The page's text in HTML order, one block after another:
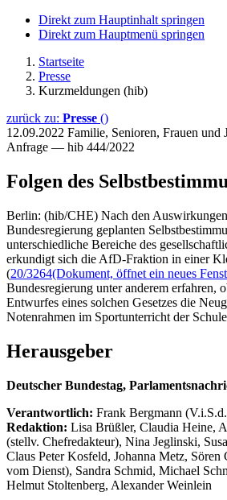
Direkt zum Hauptinhalt springen
Direkt zum Hauptmenü springen
Startseite
Presse
Kurzmeldungen (hib)
zurück zu: Presse ()
12.09.2022 Familie, Senioren, Frauen
Anfrage — hib 444/2022
Folgen des
Berlin: (hib/CHE) Nach den
Bundesregierung geplanten
unterschiedliche Bereiche des
erkundigt sich die AfD-Fraktion in einer
(20/3264(Dokument, öffnet ein neues
Bundesregierung unter anderem erfahren,
Entwurfes eines solchen Gesetzes die
Notenrahmen im Sportunterricht der
Herausgeber
Deutscher Bundestag,
Verantwortlich: Frank Bergmann
Redaktion: Lisa Brüßler, Claudia Heine,
(stellv. Chefredakteur), Nina Jeglinski,
Claus Peter Kosfeld, Johanna Metz,
vom Dienst), Sandra Schmid, Michael
Helmut Stoltenberg, Alexander Weinlein